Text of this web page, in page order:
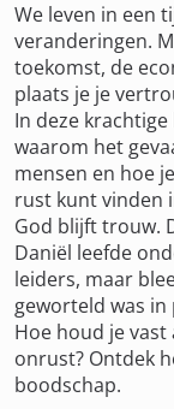
We leven in een
veranderingen.
toekomst, de
plaats je je
In deze
waarom het
mensen en hoe
rust kunt vinden
God blijft trouw.
Daniël leefde
leiders, maar
geworteld was
Hoe houd je
onrust? Ontdek
boodschap.